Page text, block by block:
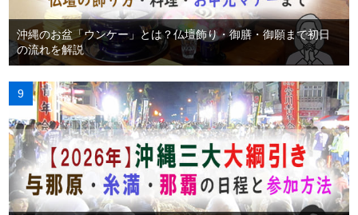
沖縄のお盆「ウンケー」とは？仏壇飾り・御膳・御願まで初日
の流れを解説